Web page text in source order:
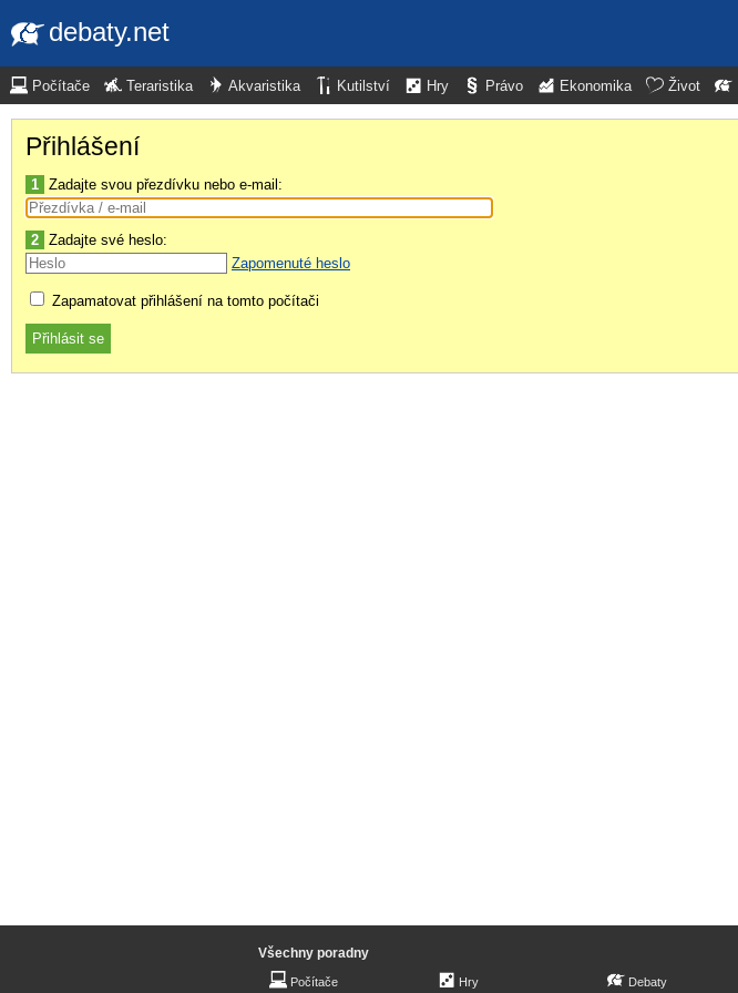
debaty.net
Počítače Teraristika Akvaristika Kutilství Hry Právo Ekonomika Život
Přihlášení
1 Zadajte svou přezdívku nebo e-mail:
2 Zadajte své heslo:
Zapomenuté heslo
Zapamatovat přihlášení na tomto počítači
Všechny poradny
Počítače Hry Debaty